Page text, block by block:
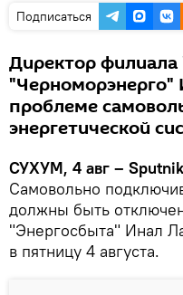
Подписаться
Директор
"Черноморэнерго"
проблеме
энергетической
СУХУМ, 4 авг –
Самовольно
должны быть
"Энергосбыта" Инал
в пятницу 4 августа.